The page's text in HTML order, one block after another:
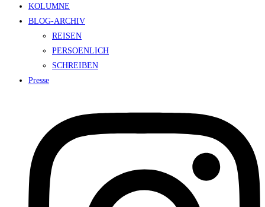
KOLUMNE
BLOG-ARCHIV
REISEN
PERSOENLICH
SCHREIBEN
Presse